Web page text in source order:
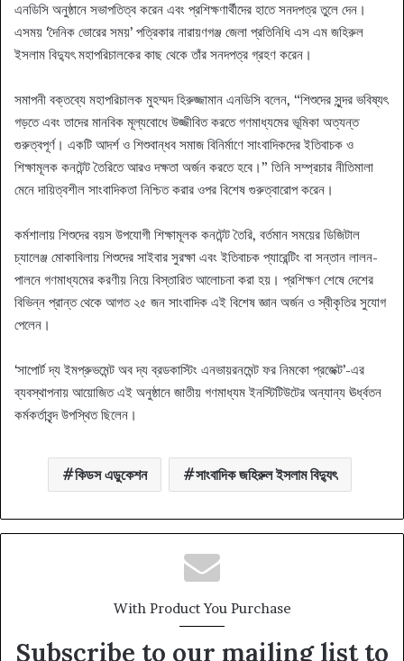
এনডিসি অনুষ্ঠানে সভাপতিত্ব করেন এবং প্রশিক্ষণার্থীদের হাতে সনদপত্র তুলে দেন।
এসময় ‘দৈনিক ভোরের সময়’ পত্রিকার নারায়ণগঞ্জ জেলা প্রতিনিধি এস এম জহিরুল
ইসলাম বিদ্যুৎ মহাপরিচালকের কাছ থেকে তাঁর সনদপত্র গ্রহণ করেন।
সমাপনী বক্তব্যে মহাপরিচালক মুহম্মদ হিরুজ্জামান এনডিসি বলেন, “শিশুদের সুন্দর ভবিষ্যৎ
গড়তে এবং তাদের মানবিক মূল্যবোধে উজ্জীবিত করতে গণমাধ্যমের ভূমিকা অত্যন্ত
গুরুত্বপূর্ণ। একটি আদর্শ ও শিশুবান্ধব সমাজ বিনির্মাণে সাংবাদিকদের ইতিবাচক ও
শিক্ষামূলক কনটেন্ট তৈরিতে আরও দক্ষতা অর্জন করতে হবে।” তিনি সম্প্রচার নীতিমালা
মেনে দায়িত্বশীল সাংবাদিকতা নিশ্চিত করার ওপর বিশেষ গুরুত্বারোপ করেন।
কর্মশালায় শিশুদের বয়স উপযোগী শিক্ষামূলক কনটেন্ট তৈরি, বর্তমান সময়ের ডিজিটাল
চ্যালেঞ্জ মোকাবিলায় শিশুদের সাইবার সুরক্ষা এবং ইতিবাচক প্যারেন্টিং বা সন্তান লালন-
পালনে গণমাধ্যমের করণীয় নিয়ে বিস্তারিত আলোচনা করা হয়। প্রশিক্ষণ শেষে দেশের
বিভিন্ন প্রান্ত থেকে আগত ২৫ জন সাংবাদিক এই বিশেষ জ্ঞান অর্জন ও স্বীকৃতির সুযোগ
পেলেন।
‘সাপোর্ট দ্য ইমপ্রুভমেন্ট অব দ্য ব্রডকাস্টিং এনভায়রনমেন্ট ফর নিমকো প্রজেক্ট’-এর
ব্যবস্থাপনায় আয়োজিত এই অনুষ্ঠানে জাতীয় গণমাধ্যম ইনস্টিটিউটের অন্যান্য ঊর্ধ্বতন
কর্মকর্তাবৃন্দ উপস্থিত ছিলেন।
কিডস এডুকেশন সাংবাদিক জহিরুল ইসলাম বিদ্যুৎ
With Product You Purchase
Subscribe to our mailing list to